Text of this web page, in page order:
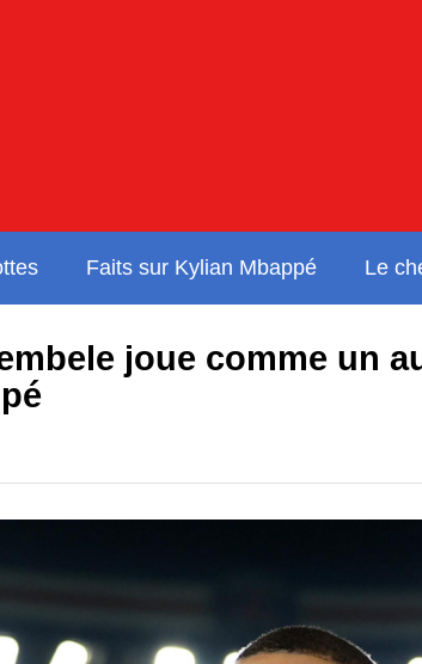
Faits sur Kylian Mbappé Le
joue comme un